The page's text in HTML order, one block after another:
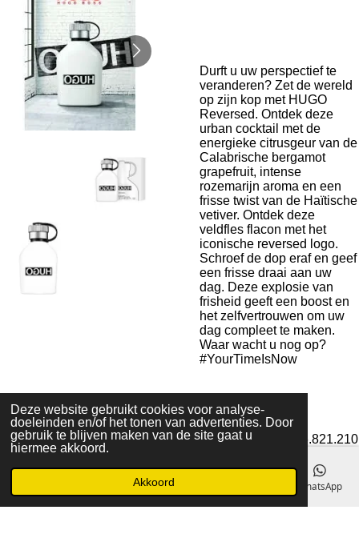
Deze website gebruikt cookies voor analyse-
doeleinden en/of het tonen van advertenties. Door
gebruik te blijven maken van de site gaat u
hiermee akkoord.
Akkoord
Durft u uw perspectief te
veranderen? Zet de wereld
op zijn kop met HUGO
Reversed. Ontdek deze
urban cocktail met de
energieke citrusgeur van de
Calabrische bergamot
grapefruit, intense
rozemarijn aroma en een
frisse twist van de Haïtische
vetiver. Ontdek deze
veldfles flacon met het
iconische reversed logo.
Schroef de dop eraf en geef
een frisse draai aan uw
dag. Deze explosie van
frisheid geeft een boost en
het zelfvertrouwen om uw
dag compleet te maken.
Waar wacht u nog op?
#YourTimeIsNow
Algemene voorwaarden
© 2020 - 2022 La Perla Skin & Beauty - BTW: BE
0466.821.210
Telefoonnummer WhatsApp